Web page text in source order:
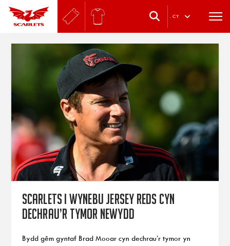
. CY
Scarlets i wynebu Jersey Reds cyn
dechrau’r tymor newydd
Bydd gêm gyntaf Brad Mooar cyn dechrau’r tymor yn